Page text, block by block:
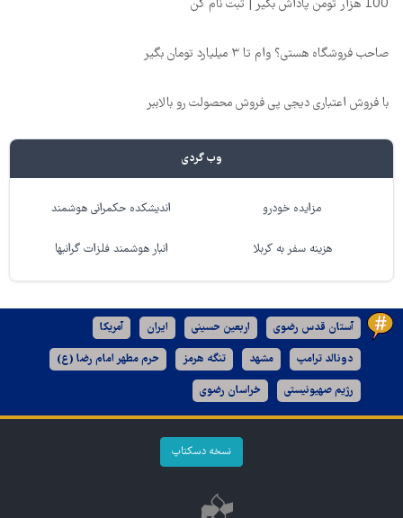
100 هزار تومن پاداش بگیر | ثبت نام کن
صاحب فروشگاه هستی؟ وام تا ۳ میلیارد تومان بگیر
با فروش اعتباری دیجی پی فروش محصولت رو بالاببر
وب گردی
مزایده خودرو اندیشکده حکمرانی هوشمند
هزینه سفر به کربلا انبار هوشمند فلزات گرانبها
آستان قدس رضوی اربعین حسینی ایران آمریکا
دونالد ترامپ مشهد تنگه هرمز حرم مطهر امام رضا (ع)
رژیم صهیونیستی خراسان رضوی
نسخه دسکتاپ